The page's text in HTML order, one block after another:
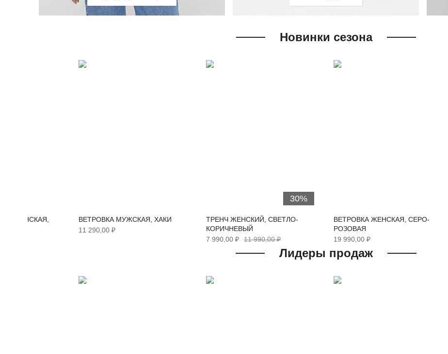
Новинки сезона
ЖЕНСКАЯ,
ВЕТРОВКА МУЖСКАЯ, ХАКИ
11 290,00 ₽
30%
ТРЕНЧ ЖЕНСКИЙ, СВЕТЛО-
КОРИЧНЕВЫЙ
7 990,00 ₽
11 990,00 ₽
ВЕТРОВКА ЖЕНСКАЯ, СЕРО-
РОЗОВАЯ
19 990,00 ₽
Лидеры продаж